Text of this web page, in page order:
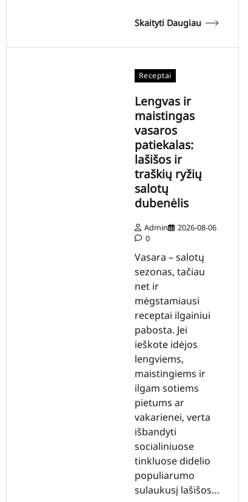
Skaityti Daugiau
Receptai
Lengvas ir
maistingas
vasaros
patiekalas:
lašišos ir
traškių ryžių
salotų
dubenėlis
Admin
2026-08-06
0
Vasara – salotų
sezonas, tačiau
net ir
mėgstamiausi
receptai ilgainiui
pabosta. Jei
ieškote idėjos
lengviems,
maistingiems ir
ilgam sotiems
pietums ar
vakarienei, verta
išbandyti
socialiniuose
tinkluose didelio
populiarumo
sulaukusį lašišos…